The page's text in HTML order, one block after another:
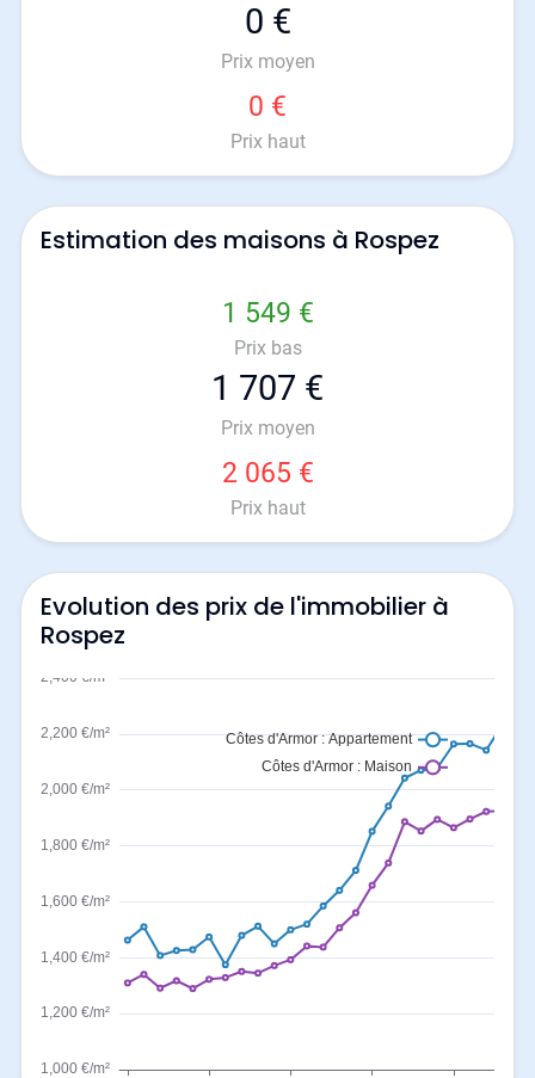
0 €
Prix moyen
0 €
Prix haut
Estimation des maisons à Rospez
1 549 €
Prix bas
1 707 €
Prix moyen
2 065 €
Prix haut
Evolution des prix de l'immobilier à
Rospez